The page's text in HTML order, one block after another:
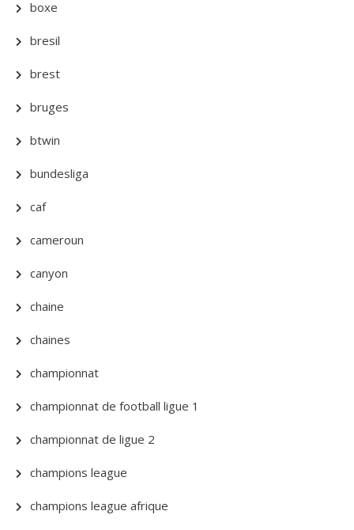
boxe
bresil
brest
bruges
btwin
bundesliga
caf
cameroun
canyon
chaine
chaines
championnat
championnat de football ligue 1
championnat de ligue 2
champions league
champions league afrique